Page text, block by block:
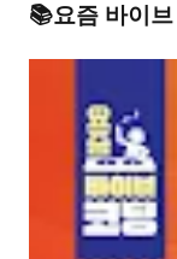
📚요즘 바이